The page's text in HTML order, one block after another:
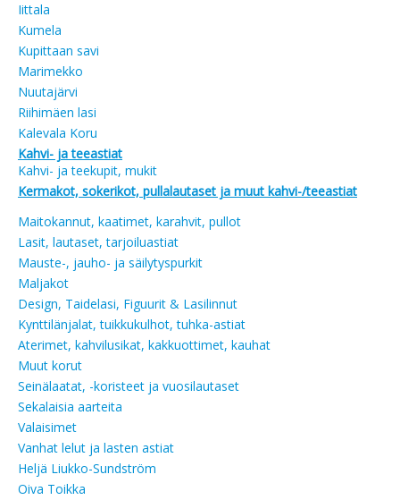
Iittala
Kumela
Kupittaan savi
Marimekko
Nuutajärvi
Riihimäen lasi
Kalevala Koru
Kahvi- ja teeastiat
Kahvi- ja teekupit, mukit
Kermakot, sokerikot, pullalautaset ja muut kahvi-/teeastiat
Maitokannut, kaatimet, karahvit, pullot
Lasit, lautaset, tarjoiluastiat
Mauste-, jauho- ja säilytyspurkit
Maljakot
Design, Taidelasi, Figuurit & Lasilinnut
Kynttilänjalat, tuikkukulhot, tuhka-astiat
Aterimet, kahvilusikat, kakkuottimet, kauhat
Muut korut
Seinälaatat, -koristeet ja vuosilautaset
Sekalaisia aarteita
Valaisimet
Vanhat lelut ja lasten astiat
Heljä Liukko-Sundström
Oiva Toikka